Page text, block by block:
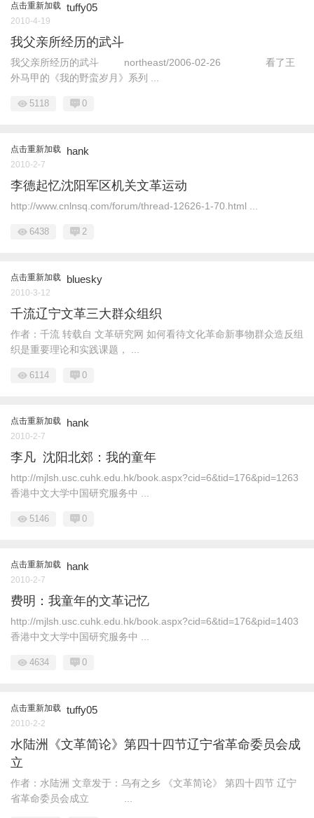
点击重新加载 tuffy05
2010-4-19
我父亲所经历的武斗
我父亲所经历的武斗 northeast/2006-02-26 看了王
外马甲的《我的野蛮岁月》系列 ...
5118 0
点击重新加载 hank
2010-2-7
李德起忆沈阳军区机关文革运动
http://www.cnlnsq.com/forum/thread-12626-1-70.html ...
6438 2
点击重新加载 bluesky
2010-3-12
千流辽宁文革三大群众组织
作者：千流 转载自 文革研究网 如何看待文化革命新事物群众造反组
织是重要理论和实践课题， ...
6114 0
点击重新加载 hank
2010-2-7
李凡 沈阳北郊：我的童年
http://mjlsh.usc.cuhk.edu.hk/book.aspx?cid=6&tid=176&pid=1263
香港中文大学中国研究服务中 ...
5146 0
点击重新加载 hank
2010-2-7
费明：我童年的文革记忆
http://mjlsh.usc.cuhk.edu.hk/book.aspx?cid=6&tid=176&pid=1403
香港中文大学中国研究服务中 ...
4634 0
点击重新加载 tuffy05
2010-2-2
水陆洲《文革简论》第四十四节辽宁省革命委员会成
立
作者：水陆洲 文章发于：乌有之乡 《文革简论》 第四十四节 辽宁
省革命委员会成立 ...